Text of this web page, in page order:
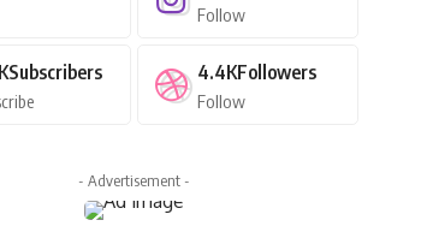
Follow
Subscribers 4.4KFollowers
Follow
- Advertisement -